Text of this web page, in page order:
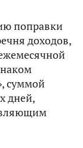
поправки
доходов,
суммой
дней,